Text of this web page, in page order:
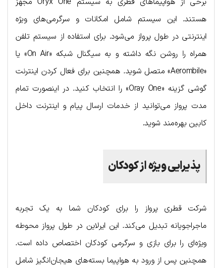
هستند. این سیستم شامل امکانات و سرگرمی‌های ویژه
اینترنتی در طول پرواز می‌شود. برای استفاده از سیستم تلفن
همراه را روشن نگه داشته و به سیگنال شبکه «On Air» یا
«Aerombile» متصل شوید. همچنین برای فعال کردن اینترنت
گوشی گزینه «Oray One» را انتخاب کنید. در اینصورت تمام
مدت پرواز می‌توانید از خدمات ارسال پیام و اینترنت داخل
کابین بهره‌مند شوید.
پذیرایی ویژه از کودکان
شرکت قطری پرواز را برای کودکان شما به یک تجربه
ماجراجویانه تبدیل می‌کند. این ایرلاین در طول پرواز محوطه
ویژه‌ای را برای بازی و سرگرمی کودکان اختصاص داده است.
همچنین پس از ورود به هواپیما بسته‌های هیجان‌انگیز شامل